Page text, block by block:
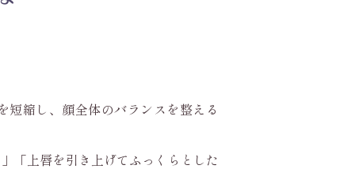
縮し、顔全体のバランスを整える
「上唇を引き上げてふっくらとした